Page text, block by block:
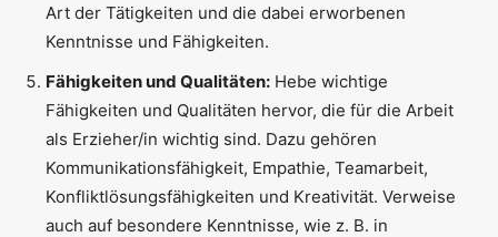
Art der Tätigkeiten und die dabei erworbenen
Kenntnisse und Fähigkeiten.
Fähigkeiten und Qualitäten: Hebe wichtige
Fähigkeiten und Qualitäten hervor, die für die Arbeit
als Erzieher/in wichtig sind. Dazu gehören
Kommunikationsfähigkeit, Empathie, Teamarbeit,
Konfliktlösungsfähigkeiten und Kreativität. Verweise
auch auf besondere Kenntnisse, wie z. B. in